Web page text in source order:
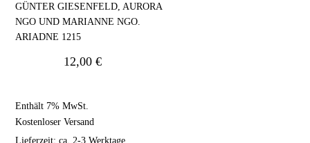
GÜNTER GIESENFELD, AURORA
NGO UND MARIANNE NGO.
ARIADNE 1215
12,00€
Enthält 7% MwSt.
Kostenloser Versand
Lieferzeit: ca. 2-3 Werktage